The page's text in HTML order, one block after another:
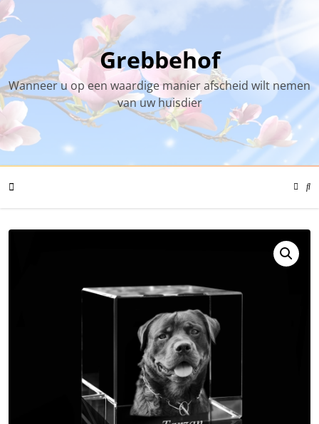
Skip
to
content
Grebbehof
Wanneer u op een waardige manier afscheid wilt nemen
van uw huisdier
Mobile
Color